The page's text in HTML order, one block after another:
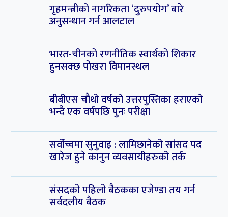
गृहमन्त्रीको नागरिकता ‘दुरुपयोग’ बारे
अनुसन्धान गर्न आलटाल
भारत-चीनको रणनीतिक स्वार्थको शिकार
हुनसक्छ पोखरा विमानस्थल
बीबीएस चौथो वर्षको उत्तरपुस्तिका हराएको
भन्दै एक वर्षपछि पुनः परीक्षा
सर्वोच्चमा सुनुवाइ : लामिछानेको सांसद पद
खारेज हुने कानुन व्यवसायीहरुको तर्क
संसदको पहिलो बैठकका एजेण्डा तय गर्न
सर्वदलीय बैठक